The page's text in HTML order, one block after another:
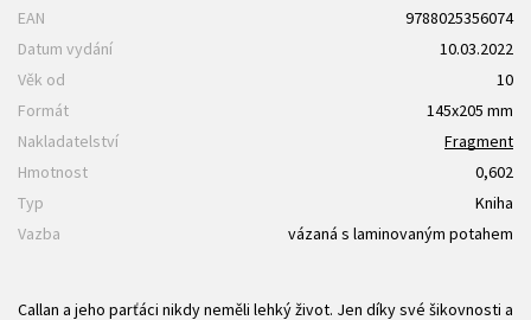
EAN
9788025356074
Datum vydání
10.03.2022
Věk od
10
Formát
145x205 mm
Nakladatelství
Fragment
Hmotnost
0,602
Typ
Kniha
Vazba
vázaná s laminovaným potahem
Callan a jeho parťáci nikdy neměli lehký život. Jen díky své šikovnosti a